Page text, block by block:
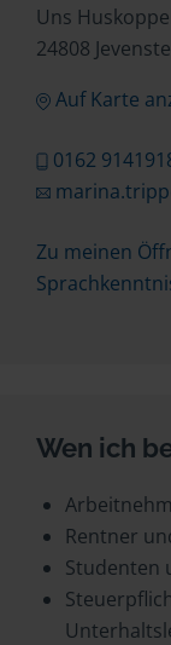
Uns
24808
Auf Karte
0162
Zu meinen
Wen ich
Rentner
Studenten